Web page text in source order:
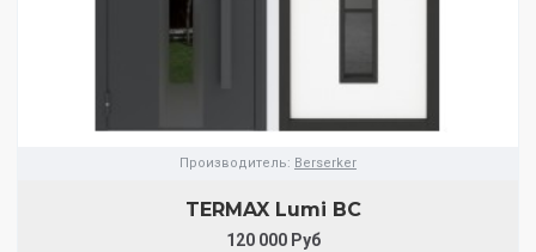
Производитель: Berserker
TERMAX Lumi BC
120 000 Руб